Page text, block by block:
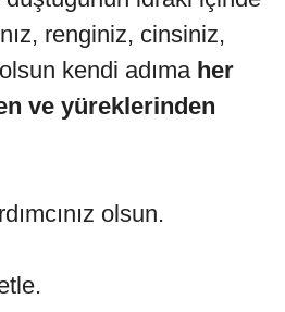
renginiz, cinsiniz,
kendi adıma her
ve yüreklerinden
olsun.